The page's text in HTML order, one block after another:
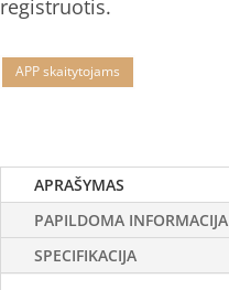
registruotis.
APP skaitytojams
APRAŠYMAS
PAPILDOMA INFORMACIJA
SPECIFIKACIJA